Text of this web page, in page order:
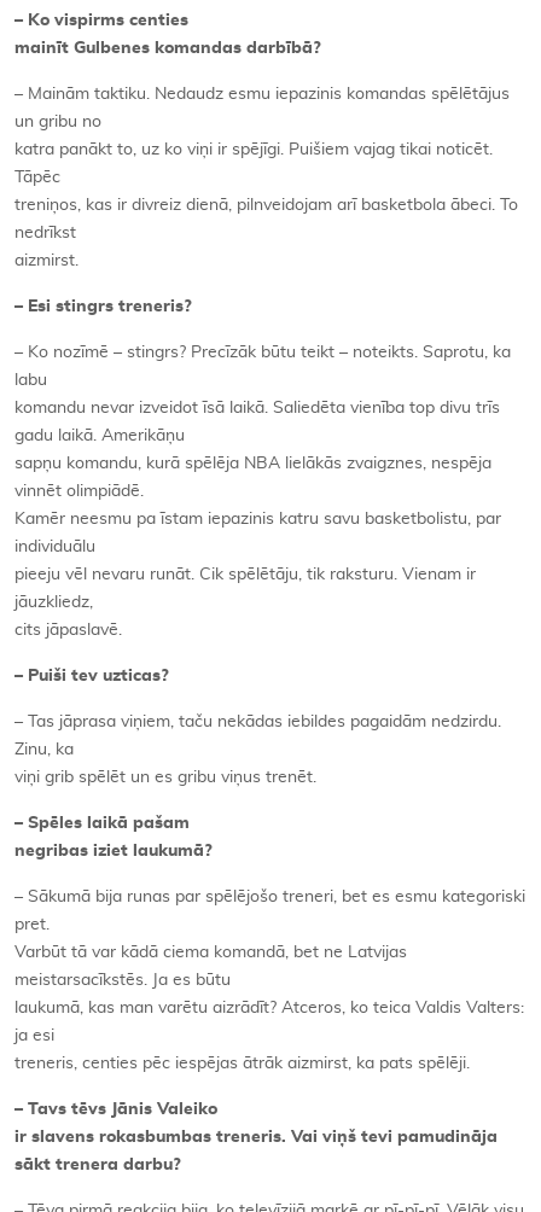
– Ko vispirms centies
mainīt Gulbenes komandas darbībā?
– Mainām taktiku. Nedaudz esmu iepazinis komandas spēlētājus
un gribu no
katra panākt to, uz ko viņi ir spējīgi. Puišiem vajag tikai noticēt.
Tāpēc
treniņos, kas ir divreiz dienā, pilnveidojam arī basketbola ābeci. To
nedrīkst
aizmirst.
– Esi stingrs treneris?
– Ko nozīmē – stingrs? Precīzāk būtu teikt – noteikts. Saprotu, ka
labu
komandu nevar izveidot īsā laikā. Saliedēta vienība top divu trīs
gadu laikā. Amerikāņu
sapņu komandu, kurā spēlēja NBA lielākās zvaigznes, nespēja
vinnēt olimpiādē.
Kamēr neesmu pa īstam iepazinis katru savu basketbolistu, par
individuālu
pieeju vēl nevaru runāt. Cik spēlētāju, tik raksturu. Vienam ir
jāuzkliedz,
cits jāpaslavē.
– Puiši tev uzticas?
– Tas jāprasa viņiem, taču nekādas iebildes pagaidām nedzirdu.
Zinu, ka
viņi grib spēlēt un es gribu viņus trenēt.
– Spēles laikā pašam
negribas iziet laukumā?
– Sākumā bija runas par spēlējošo treneri, bet es esmu kategoriski
pret.
Varbūt tā var kādā ciema komandā, bet ne Latvijas
meistarsacīkstēs. Ja es būtu
laukumā, kas man varētu aizrādīt? Atceros, ko teica Valdis Valters:
ja esi
treneris, centies pēc iespējas ātrāk aizmirst, ka pats spēlēji.
– Tavs tēvs Jānis Valeiko
ir slavens rokasbumbas treneris. Vai viņš tevi pamudināja
sākt trenera darbu?